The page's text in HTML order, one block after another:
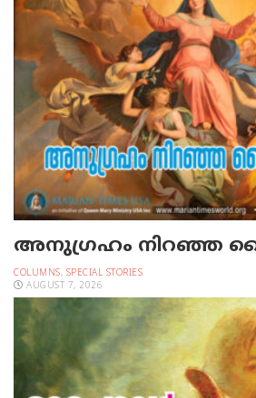
അനുഗ്രഹം നിറഞ്ഞ
COLUMNS, SPECIAL STORIES
AUGUST 7, 2026